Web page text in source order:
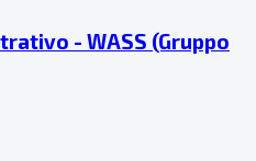
- WASS (Gruppo